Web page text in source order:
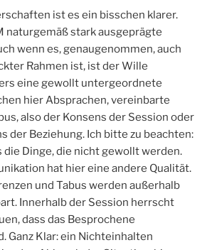
ist es ein bisschen klarer.
naturgemäß stark ausgeprägte
wenn es, genaugenommen, auch
Rahmen ist, ist der Wille
eine gewollt untergeordnete
hier Absprachen, vereinbarte
also der Konsens der Session oder
der Beziehung. Ich bitte zu beachten:
die Dinge, die nicht gewollt werden.
hat hier eine andere Qualität.
und Tabus werden außerhalb
Innerhalb der Session herrscht
dass das Besprochene
Ganz Klar: ein Nichteinhalten